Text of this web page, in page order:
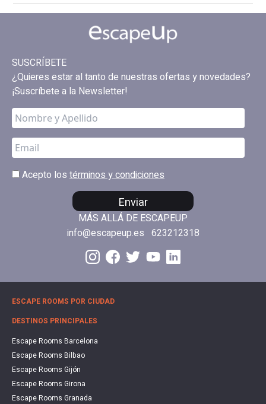
SUSCRÍBETE
¿Quieres estar al tanto de nuestras ofertas y novedades?
¡Suscríbete a la Newsletter!
Acepto los términos y condiciones
Enviar
MÁS ALLÁ DE ESCAPEUP
info@escapeup.es 623212318
ESCAPE ROOMS POR CIUDAD
DESTINOS PRINCIPALES
Escape Rooms Barcelona
Escape Rooms Bilbao
Escape Rooms Gijón
Escape Rooms Girona
Escape Rooms Granada